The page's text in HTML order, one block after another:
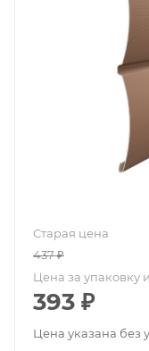
Старая цена
437₽
Цена за упаковку
393 ₽
Цена указана без